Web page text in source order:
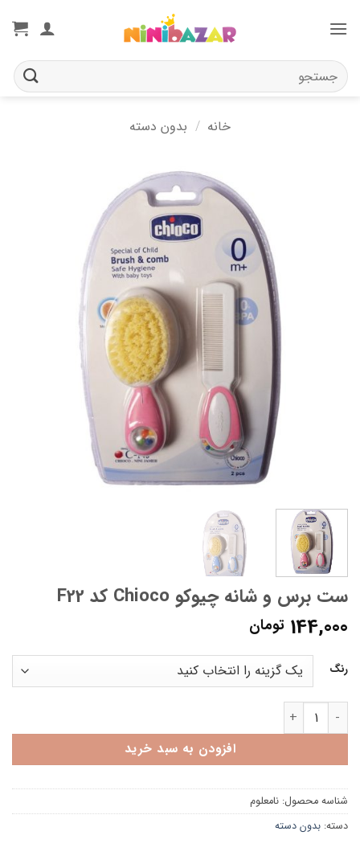
جستجو
برای:
خانه / بدون دسته
ست برس و شانه چیوکو Chioco کد F22
144,000 تومان
رنگ
ست برس و شانه چیوکو Chioco کد F22 عدد
افزودن به سبد خرید
شناسه محصول: نامعلوم
دسته: بدون دسته